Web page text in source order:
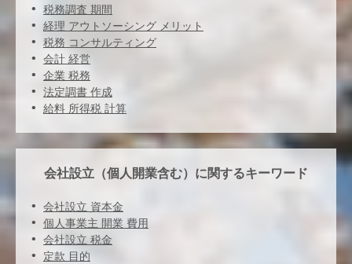
税務調査 期間
経理 アウトソーシング メリット
税務 コンサルティング
会計 経営
企業 税務
法定調書 作成
給料 所得税 計算
会社設立（個人開業含む）に関するキーワード
会社設立 資本金
個人事業主 開業 費用
会社設立 税金
定款 目的